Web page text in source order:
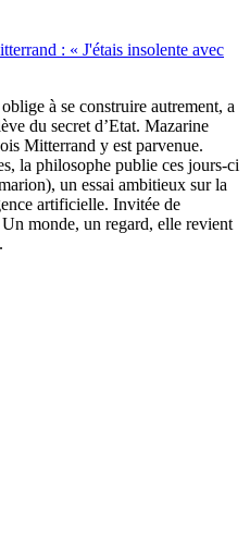
: « J'étais insolente avec
à se construire autrement, a
du secret d’Etat. Mazarine
Mitterrand y est parvenue.
la philosophe publie ces jours-ci
un essai ambitieux sur la
artificielle. Invitée de
monde, un regard, elle revient